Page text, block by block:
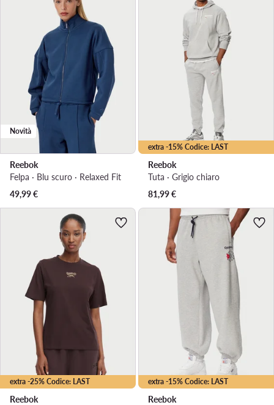
Novità
Reebok
Felpa · Blu scuro · Relaxed Fit
49,99€
extra -15% Codice: LAST
Reebok
Tuta · Grigio chiaro
81,99€
extra -25% Codice: LAST
Reebok
extra -15% Codice: LAST
Reebok